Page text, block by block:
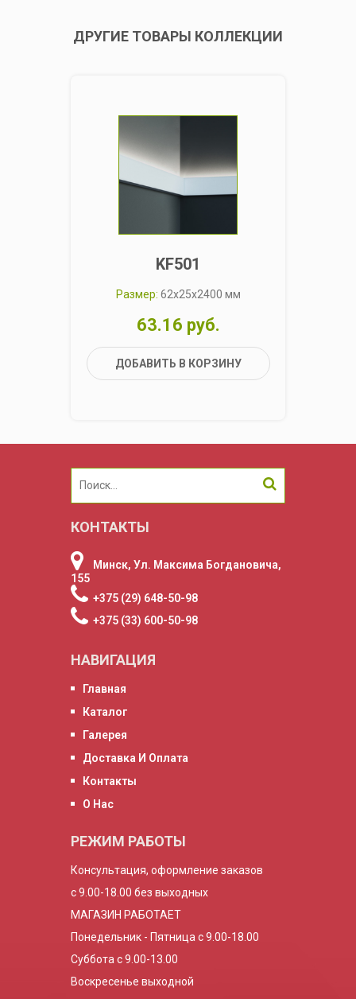
ДРУГИЕ ТОВАРЫ КОЛЛЕКЦИИ
KF501
Размер: 62x25x2400 мм
63.16 руб.
ДОБАВИТЬ В КОРЗИНУ
КОНТАКТЫ
Минск, Ул. Максима Богдановича,
155
+375 (29) 648-50-98
+375 (33) 600-50-98
НАВИГАЦИЯ
Главная
Каталог
Галерея
Доставка И Оплата
Контакты
О Нас
РЕЖИМ РАБОТЫ
Консультация, оформление заказов
с 9.00-18.00 без выходных
МАГАЗИН РАБОТАЕТ
Понедельник - Пятница с 9.00-18.00
Суббота с 9.00-13.00
Воскресенье выходной